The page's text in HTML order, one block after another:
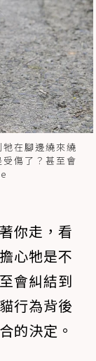
在腳邊繞來繞
傷了？甚至會
你走，看
心牠是不
會糾結到
行為背後
的決定。